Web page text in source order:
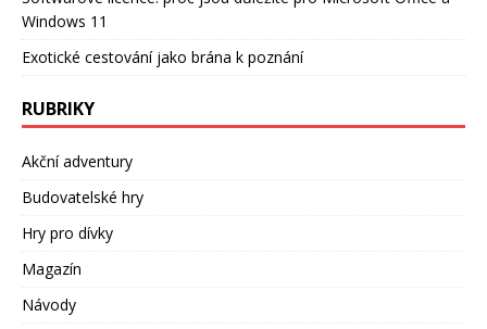
Windows 11
Exotické cestování jako brána k poznání
RUBRIKY
Akční adventury
Budovatelské hry
Hry pro dívky
Magazín
Návody